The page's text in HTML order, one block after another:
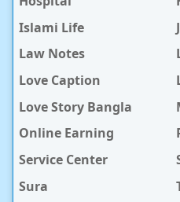
Islami Life
Law Notes
Love Caption
Love Story Bangla
Online Earning
Service Center
Sura